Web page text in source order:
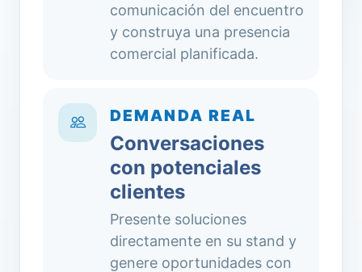
comunicación del encuentro
y construya una presencia
comercial planificada.
DEMANDA REAL
Conversaciones
con potenciales
clientes
Presente soluciones
directamente en su stand y
genere oportunidades con